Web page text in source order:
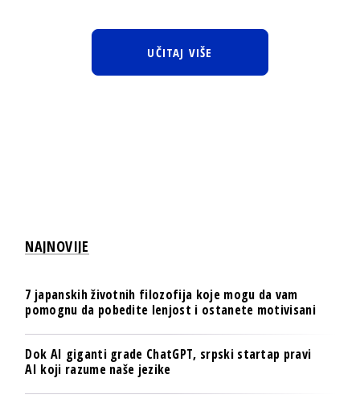
UČITAJ VIŠE
NAJNOVIJE
7 japanskih životnih filozofija koje mogu da vam
pomognu da pobedite lenjost i ostanete motivisani
Dok AI giganti grade ChatGPT, srpski startap pravi
AI koji razume naše jezike